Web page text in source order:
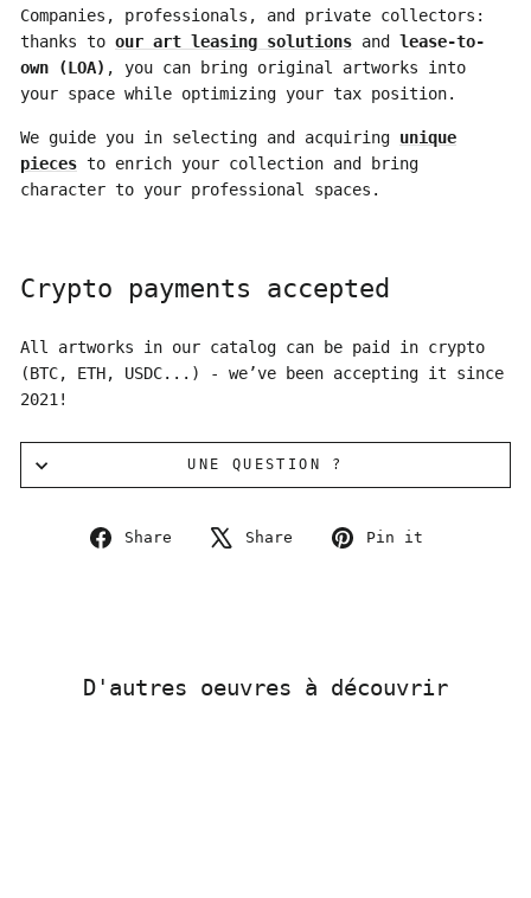
Companies, professionals, and private collectors:
thanks to our art leasing solutions and lease-to-
own (LOA) , you can bring original artworks into
your space while optimizing your tax position.
We guide you in selecting and acquiring unique
pieces to enrich your collection and bring
character to your professional spaces.
Crypto payments accepted
All artworks in our catalog can be paid in crypto
(BTC, ETH, USDC...) - we’ve been accepting it since
2021!
UNE QUESTION ?
Share
Share
Share
Tweet
Pin it
D'autres oeuvres à découvrir